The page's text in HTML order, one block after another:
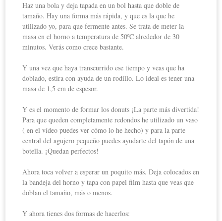
Haz una bola y deja tapada en un bol hasta que doble de
tamaño. Hay una forma más rápida, y que es la que he
utilizado yo, para que fermente antes. Se trata de meter la
masa en el horno a temperatura de 50ºC alrededor de 30
minutos. Verás como crece bastante.
Y una vez que haya transcurrido ese tiempo y veas que ha
doblado, estira con ayuda de un rodillo. Lo ideal es tener una
masa de 1,5 cm de espesor.
Y es el momento de formar los donuts ¡La parte más divertida!
Para que queden completamente redondos he utilizado un vaso
( en el vídeo puedes ver cómo lo he hecho) y para la parte
central del agujero pequeño puedes ayudarte del tapón de una
botella. ¡Quedan perfectos!
Ahora toca volver a esperar un poquito más. Deja colocados en
la bandeja del horno y tapa con papel film hasta que veas que
doblan el tamaño, más o menos.
Y ahora tienes dos formas de hacerlos: